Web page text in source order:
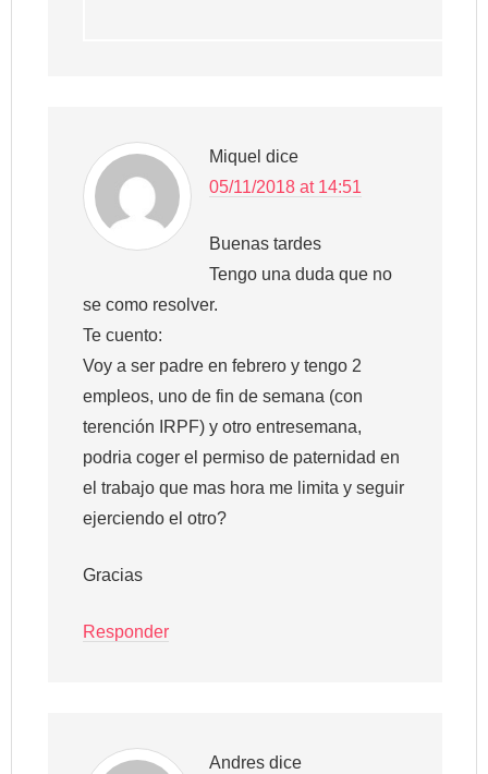
Miquel dice
05/11/2018 at 14:51
Buenas tardes
Tengo una duda que no
se como resolver.
Te cuento:
Voy a ser padre en febrero y tengo 2
empleos, uno de fin de semana (con
terención IRPF) y otro entresemana,
podria coger el permiso de paternidad en
el trabajo que mas hora me limita y seguir
ejerciendo el otro?
Gracias
Responder
Andres dice